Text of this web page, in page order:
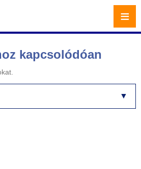
kapcsolódóan
▼
≡